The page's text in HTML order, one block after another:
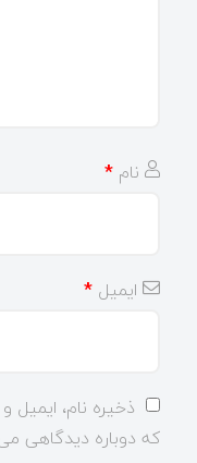
نام *
ایمیل *
ذخیره نام، ایمیل
که دوباره دیدگاهی